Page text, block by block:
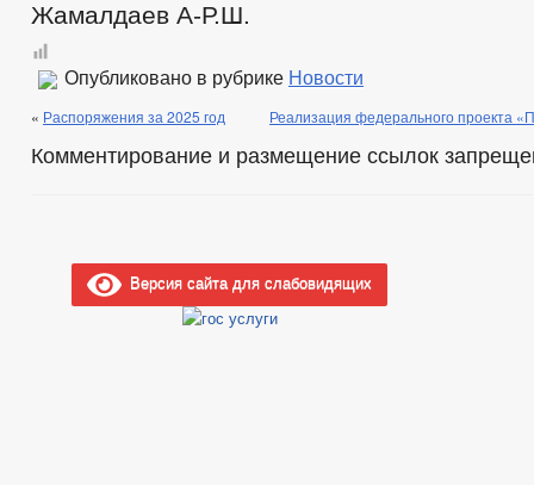
Жамалдаев А-Р.Ш.
Опубликовано в рубрике Новости
« Распоряжения за 2025 год Реализация федерального проекта
Комментирование и размещение ссылок
Версия сайта для слабовидящих